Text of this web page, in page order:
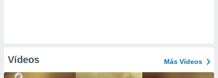
Vídeos Más Vídeos